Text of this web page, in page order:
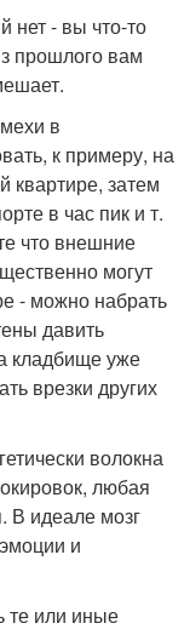
нет - вы что-то
прошлого вам
в
к примеру, на
квартире, затем
в час пик и т.
что внешние
могут
- можно набрать
давить
кладбище уже
врезки других
волокна
любая
В идеале мозг
и
те или иные